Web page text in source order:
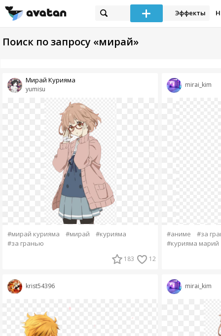
Эффекты
Поиск по запросу «мирай»
yumisu
Мирай Курияма
#мирай курияма #мирай
#курияма
#за гранью
183 12
krist54396
mirai_kim
#аниме
#за
#курияма марий
mirai_kim